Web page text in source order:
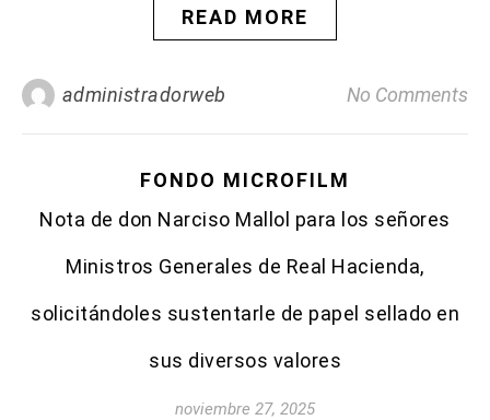
READ MORE
administradorweb No Comments
FONDO MICROFILM
Nota de don Narciso Mallol para los señores
Ministros Generales de Real Hacienda,
solicitándoles sustentarle de papel sellado en
sus diversos valores
noviembre 27, 2025